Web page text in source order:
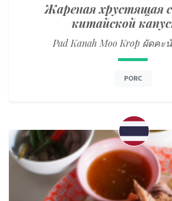
Жареная хрустящая
китайской
Pad Kanah Moo Krop ผัดค
PORC